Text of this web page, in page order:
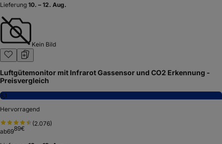
Lieferung 10. – 12. Aug.
Kein Bild
Luftgütemonitor mit Infrarot Gassensor und CO2 Erkennung -
Preisvergleich
8,1
Hervorragend
(2.076)
ab6989€